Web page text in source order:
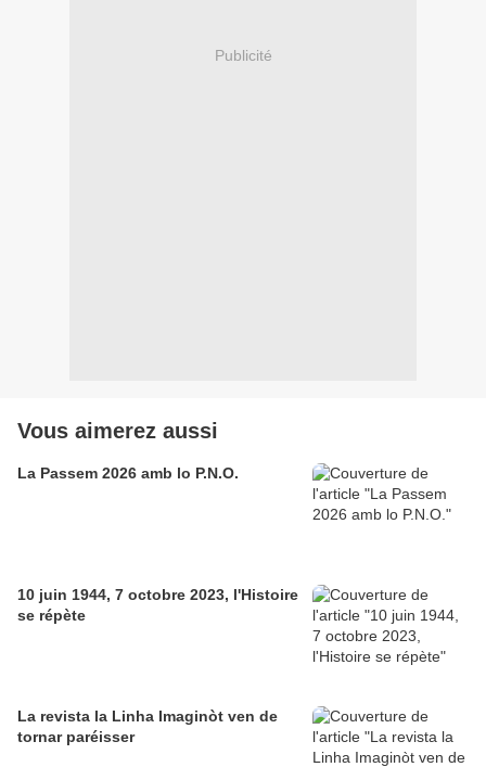
Publicité
Vous aimerez aussi
La Passem 2026 amb lo P.N.O.
10 juin 1944, 7 octobre 2023, l'Histoire
se répète
La revista la Linha Imaginòt ven de
tornar paréisser